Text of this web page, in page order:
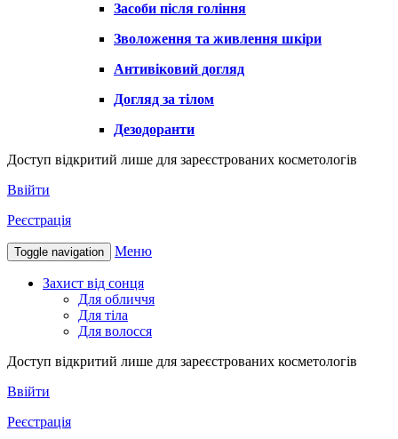
Засоби після гоління
Зволоження та живлення шкіри
Антивіковий догляд
Догляд за тілом
Дезодоранти
Доступ відкритий лише для зареєстрованих косметологів
Ввійти
Реєстрація
Toggle navigation Меню
Захист від сонця
Для обличчя
Для тіла
Для волосся
Доступ відкритий лише для зареєстрованих косметологів
Ввійти
Реєстрація